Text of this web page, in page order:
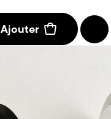
Ajouter